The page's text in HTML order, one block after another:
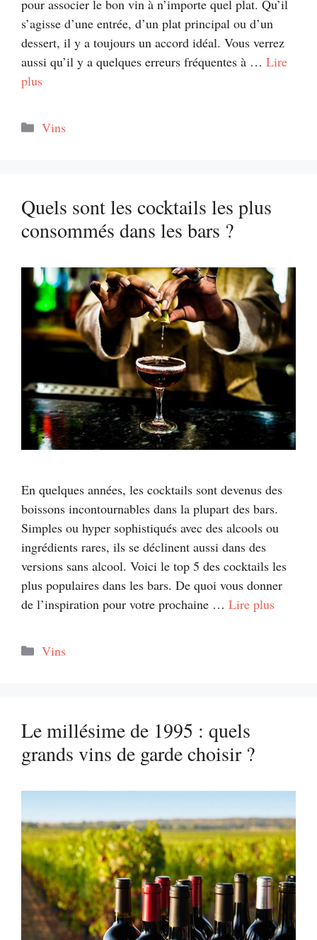
pour associer le bon vin à n’importe quel plat. Qu’il
s’agisse d’une entrée, d’un plat principal ou d’un
dessert, il y a toujours un accord idéal. Vous verrez
aussi qu’il y a quelques erreurs fréquentes à … Lire
plus
Catégories
Vins
Quels sont les cocktails les plus
consommés dans les bars ?
En quelques années, les cocktails sont devenus des
boissons incontournables dans la plupart des bars.
Simples ou hyper sophistiqués avec des alcools ou
ingrédients rares, ils se déclinent aussi dans des
versions sans alcool. Voici le top 5 des cocktails les
plus populaires dans les bars. De quoi vous donner
de l’inspiration pour votre prochaine … Lire plus
Catégories
Vins
Le millésime de 1995 : quels
grands vins de garde choisir ?